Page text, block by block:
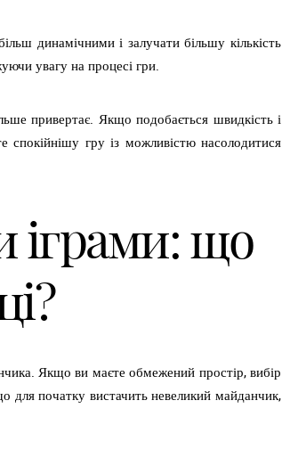
динамічними і залучати більшу кількість
увагу на процесі гри.
привертає. Якщо подобається швидкість і
гру із можливістю насолодитися
іграми: що
Якщо ви маєте обмежений простір, вибір
для початку вистачить невеликий майданчик,